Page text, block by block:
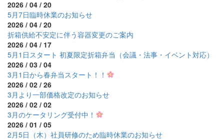
2026 / 04 / 20
5月7日臨時休業のお知らせ
2026 / 04 / 20
折箱供給不安定に伴う容器変更のご案内
2026 / 04 / 17
5月1日スタート 初夏限定折箱弁当（会議・法事・イベント対応）
2026 / 03 / 04
3月1日から春弁当スタート！！
2026 / 02 / 26
3月より一部価格改定のお知らせ
2026 / 02 / 02
3月のケータリング受付中！
2026 / 01 / 05
2月5日（木）社員研修のため臨時休業のお知らせ